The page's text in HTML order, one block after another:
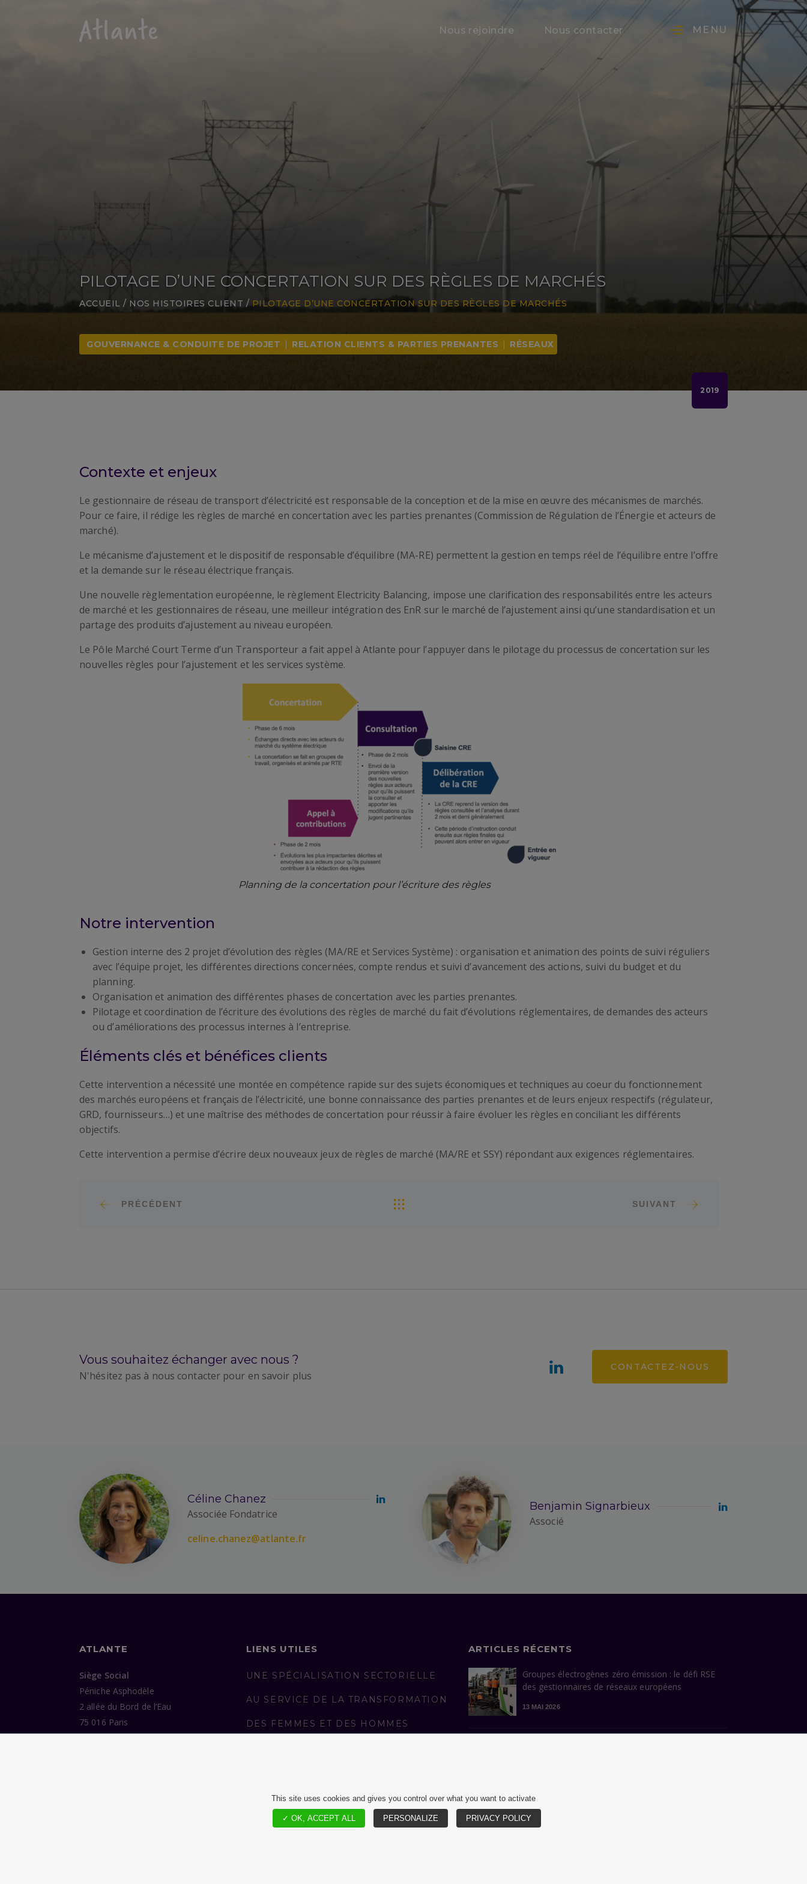
Nous rejoindre Nous contacter MENU
PILOTAGE D’UNE CONCERTATION SUR DES RÈGLES DE MARCHÉS
ACCUEIL / NOS HISTOIRES CLIENT / PILOTAGE D’UNE CONCERTATION SUR DES RÈGLES DE MARCHÉS
GOUVERNANCE & CONDUITE DE PROJET | RELATION CLIENTS & PARTIES PRENANTES | RÉSEAUX
2019
Contexte et enjeux
Le gestionnaire de réseau de transport d’électricité est responsable de la conception et de la mise en œuvre des mécanismes de marchés.
Pour ce faire, il rédige les règles de marché en concertation avec les parties prenantes (Commission de Régulation de l’Énergie et acteurs de
marché).
Le mécanisme d’ajustement et le dispositif de responsable d’équilibre (MA-RE) permettent la gestion en temps réel de l’équilibre entre l’offre
et la demande sur le réseau électrique français.
Une nouvelle règlementation européenne, le règlement Electricity Balancing, impose une clarification des responsabilités entre les acteurs
de marché et les gestionnaires de réseau, une meilleur intégration des EnR sur le marché de l’ajustement ainsi qu’une standardisation et un
partage des produits d’ajustement au niveau européen.
Le Pôle Marché Court Terme d’un Transporteur a fait appel à Atlante pour l’appuyer dans le pilotage du processus de concertation sur les
nouvelles règles pour l’ajustement et les services système.
Planning de la concertation pour l’écriture des règles
Notre intervention
Gestion interne des 2 projet d’évolution des règles (MA/RE et Services Système) : organisation et animation des points de suivi réguliers
avec l’équipe projet, les différentes directions concernées, compte rendus et suivi d’avancement des actions, suivi du budget et du
planning.
Organisation et animation des différentes phases de concertation avec les parties prenantes.
Pilotage et coordination de l’écriture des évolutions des règles de marché du fait d’évolutions réglementaires, de demandes des acteurs
ou d’améliorations des processus internes à l’entreprise.
Éléments clés et bénéfices clients
Cette intervention a nécessité une montée en compétence rapide sur des sujets économiques et techniques au coeur du fonctionnement
des marchés européens et français de l’électricité, une bonne connaissance des parties prenantes et de leurs enjeux respectifs (régulateur,
GRD, fournisseurs…) et une maîtrise des méthodes de concertation pour réussir à faire évoluer les règles en conciliant les différents
objectifs.
Cette intervention a permise d’écrire deux nouveaux jeux de règles de marché (MA/RE et SSY) répondant aux exigences réglementaires.
PRÉCÉDENT SUIVANT
Vous souhaitez échanger avec nous ?
N'hésitez pas à nous contacter pour en savoir plus
CONTACTEZ-NOUS
Céline Chanez
Associée Fondatrice
celine.chanez@atlante.fr
Benjamin Signarbieux
Associé
ATLANTE
Siège Social
Péniche Asphodèle
2 allée du Bord de l’Eau
75 016 Paris
LIENS UTILES
UNE SPÉCIALISATION SECTORIELLE
AU SERVICE DE LA TRANSFORMATION
DES FEMMES ET DES HOMMES
ARTICLES RÉCENTS
Groupes électrogènes zéro émission : le défi RSE
des gestionnaires de réseaux européens
13 MAI 2026
This site uses cookies and gives you control over what you want to activate
✓ OK, ACCEPT ALL PERSONALIZE PRIVACY POLICY